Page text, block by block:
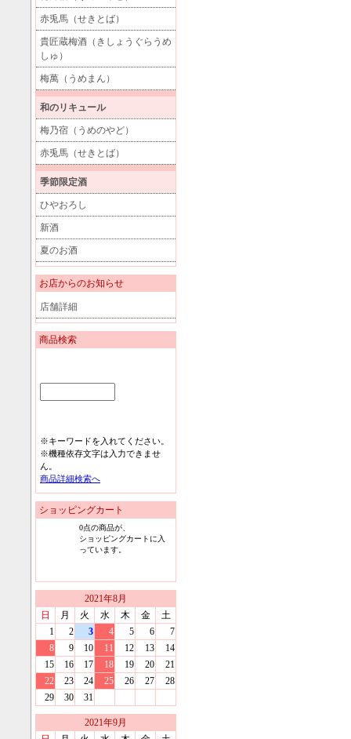
赤兎馬（せきとば）
貴匠蔵梅酒（きしょうぐらうめ
しゅ）
梅萬（うめまん）
和のリキュール
梅乃宿（うめのやど）
赤兎馬（せきとば）
季節限定酒
ひやおろし
新酒
夏のお酒
お店からのお知らせ
店舗詳細
商品検索
※キーワードを入れてください。
※機種依存文字は入力できませ
ん。
商品詳細検索へ
ショッピングカート
0点の商品が、
ショッピングカートに入
っています。
2021年8月
日
月 火 水 木 金
土
1
2 3 4 5 6
7
8
9 10 11 12 13
14
15
16 17 18 19 20
21
22
23 24 25 26 27
28
29
30 31
2021年9月